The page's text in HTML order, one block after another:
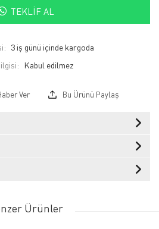
TEKLIF AL
3 iş günü içinde kargoda
Ver Bu Ürünü Paylaş
Ürünler